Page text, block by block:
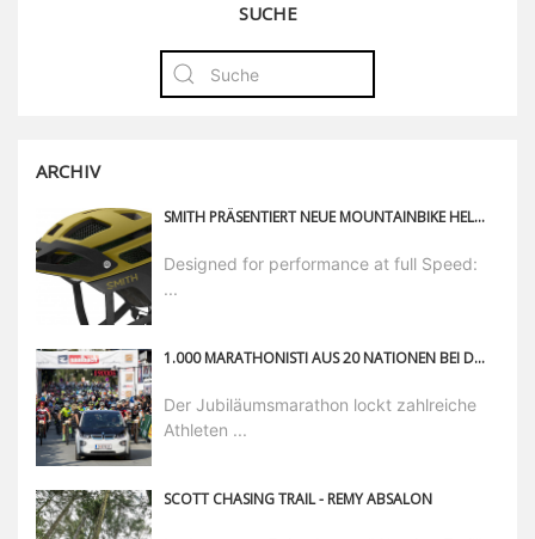
SUCHE
ARCHIV
SMITH PRÄSENTIERT NEUE MOUNTAINBIKE HELME
Designed for performance at full Speed:
...
1.000 MARATHONISTI AUS 20 NATIONEN BEI DEN WORLD GAMES OF MOUNTAINBIKING
Der Jubiläumsmarathon lockt zahlreiche
Athleten ...
SCOTT CHASING TRAIL - REMY ABSALON